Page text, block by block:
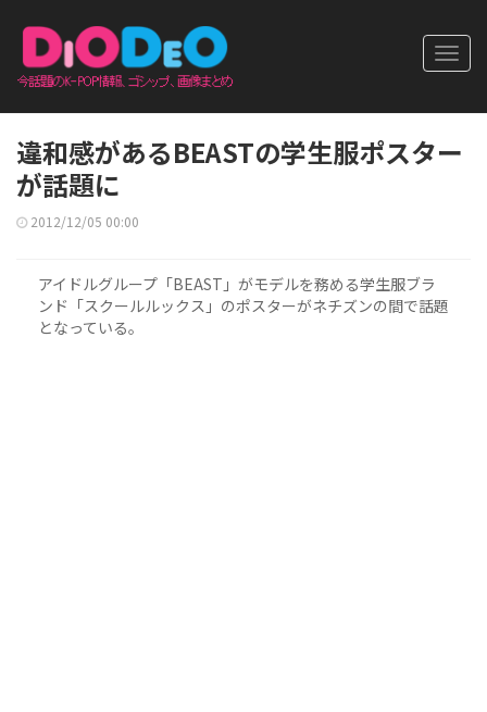
違和感があるBEASTの学生服ポスター
が話題に
2012/12/05 00:00
アイドルグループ「BEAST」がモデルを務める学生服ブラ
ンド「スクールルックス」のポスターがネチズンの間で話題
となっている。